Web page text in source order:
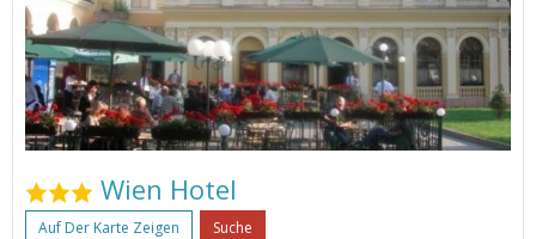
Wien Hotel
Auf Der Karte Zeigen Suche